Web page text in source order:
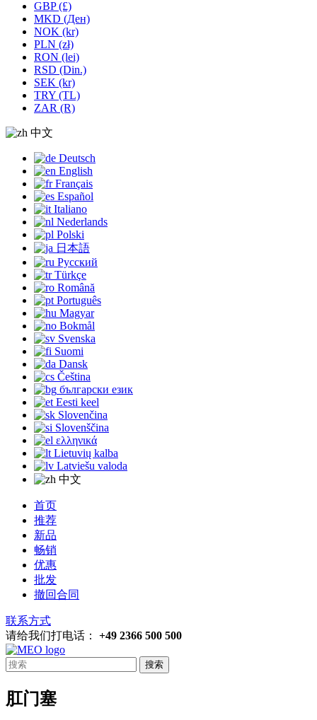
GBP (£)
MKD (Ден)
NOK (kr)
PLN (zł)
RON (lei)
RSD (Din.)
SEK (kr)
TRY (TL)
ZAR (R)
中文
Deutsch
English
Français
Español
Italiano
Nederlands
Polski
日本語
Русский
Türkçe
Română
Português
Magyar
Bokmål
Svenska
Suomi
Dansk
Čeština
български език
Eesti keel
Slovenčina
Slovenščina
ελληνικά
Lietuvių kalba
Latviešu valoda
中文
首页
推荐
新品
畅销
优惠
批发
撤回合同
联系方式
请给我们打电话： +49 2366 500 500
搜索
肛门塞